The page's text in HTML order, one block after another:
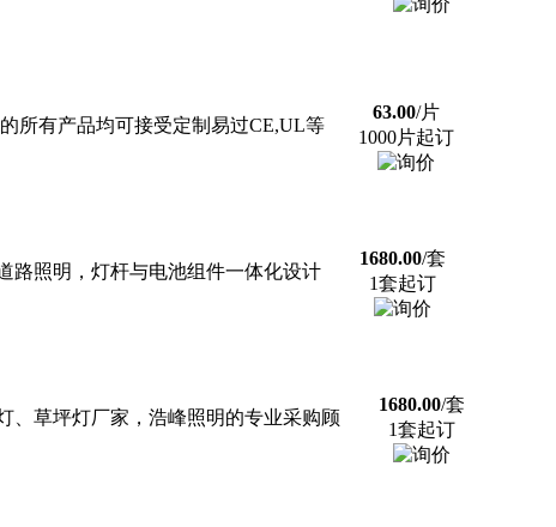
所有产品均可接受定制易过CE,UL等
63.00/片
1000片起订
路照明，灯杆与电池组件一体化设计
1680.00/套
1套起订
、草坪灯厂家，浩峰照明的专业采购顾
1680.00/套
1套起订